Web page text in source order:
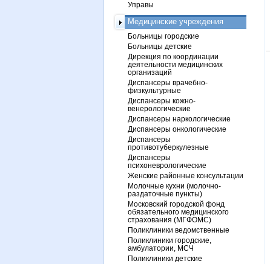
Управы
Медицинские учреждения
Больницы городские
Больницы детские
Дирекция по координации
деятельности медицинских
организаций
Диспансеры врачебно-
физкультурные
Диспансеры кожно-
венерологические
Диспансеры наркологические
Диспансеры онкологические
Диспансеры
противотуберкулезные
Диспансеры
психоневрологические
Женские районные консультации
Молочные кухни (молочно-
раздаточные пункты)
Московский городской фонд
обязательного медицинского
страхования (МГФОМС)
Поликлиники ведомственные
Поликлиники городские,
амбулатории, МСЧ
Поликлиники детские